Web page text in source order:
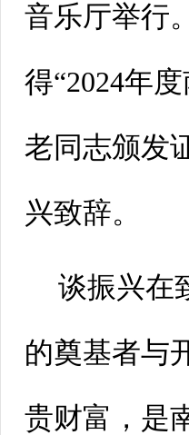
音乐厅举行
得“2024年
老同志颁发
兴致辞。
谈振兴在
的奠基者与
贵财富，是